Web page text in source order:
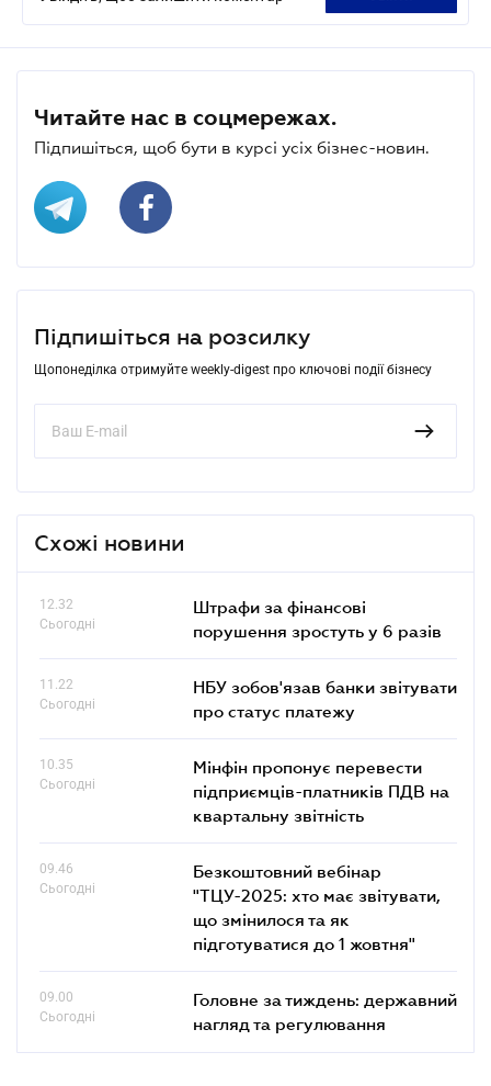
Читайте нас в соцмережах.
Підпишіться, щоб бути в курсі усіх бізнес-новин.
Підпишіться на розсилку
Щопонеділка отримуйте weekly-digest про ключові події бізнесу
Схожі новини
12.32
Сьогодні
Штрафи за фінансові
порушення зростуть у 6 разів
11.22
Сьогодні
НБУ зобов'язав банки звітувати
про статус платежу
10.35
Сьогодні
Мінфін пропонує перевести
підприємців-платників ПДВ на
квартальну звітність
09.46
Сьогодні
Безкоштовний вебінар
"ТЦУ-2025: хто має звітувати,
що змінилося та як
підготуватися до 1 жовтня"
09.00
Сьогодні
Головне за тиждень: державний
нагляд та регулювання